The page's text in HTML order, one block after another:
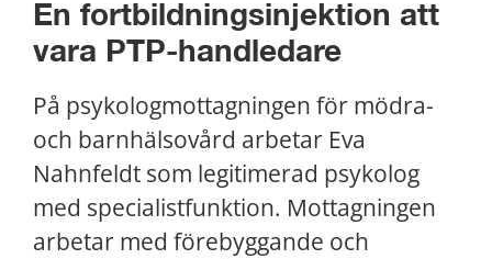
En fortbildningsinjektion att
vara PTP-handledare
På psykologmottagningen för mödra-
och barnhälsovård arbetar Eva
Nahnfeldt som legitimerad psykolog
med specialistfunktion. Mottagningen
arbetar med förebyggande och